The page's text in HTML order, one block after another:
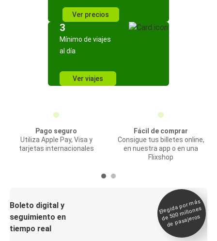
Ver precios
3
Mínimo de viajes
al día
Ver viajes
Pago seguro
Utiliza Apple Pay, Visa y
tarjetas internacionales
Fácil de comprar
Consigue tus billetes online,
en nuestra app o en una
Flixshop
Boleto digital y
seguimiento en
tiempo real
Elegida por
más
de 500
millones
de pasajeros